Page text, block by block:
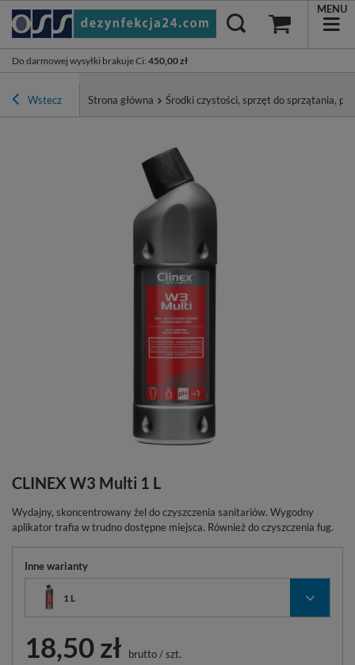
Do darmowej wysyłki brakuje Ci: 450,00 zł
MENU
Wstecz Strona główna Środki czystości, sprzęt do sprzątania,
CLINEX W3 Multi 1 L
Wydajny, skoncentrowany żel do czyszczenia sanitariów. Wygodny
aplikator trafia w trudno dostępne miejsca. Również do czyszczenia fug.
Inne warianty
1 L
18,50 zł brutto/szt.